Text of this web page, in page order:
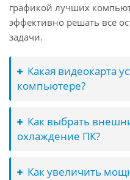
графикой лучших
эффективно решать все
задачи.
Какая видеокарта
компьютере?
Как выбрать
охлаждение ПК?
Как увеличить